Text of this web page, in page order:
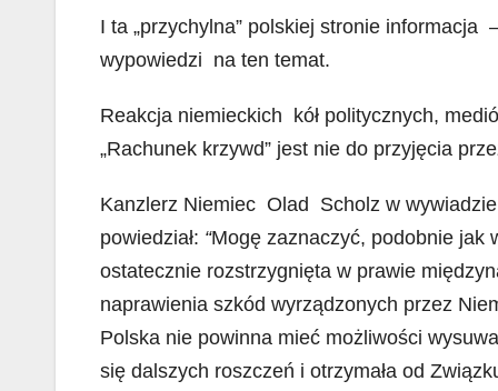
I ta „przychylna” polskiej stronie informacja
wypowiedzi na ten temat.
Reakcja niemieckich kół politycznych,
„Rachunek krzywd” jest nie do przyjęcia
Kanzlerz Niemiec Olad Scholz w
powiedział: “Mogę zaznaczyć, podobnie jak
ostatecznie rozstrzygnięta w prawie
naprawienia szkód wyrządzonych przez
Polska nie powinna mieć możliwości
się dalszych roszczeń i otrzymała od